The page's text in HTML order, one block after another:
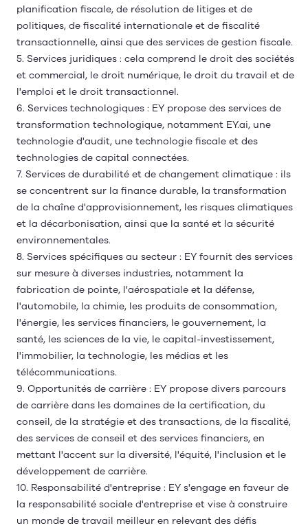
planification fiscale, de résolution de litiges et de
politiques, de fiscalité internationale et de fiscalité
transactionnelle, ainsi que des services de gestion fiscale.
5. Services juridiques : cela comprend le droit des sociétés
et commercial, le droit numérique, le droit du travail et de
l'emploi et le droit transactionnel.
6. Services technologiques : EY propose des services de
transformation technologique, notamment EY.ai, une
technologie d'audit, une technologie fiscale et des
technologies de capital connectées.
7. Services de durabilité et de changement climatique : ils
se concentrent sur la finance durable, la transformation
de la chaîne d'approvisionnement, les risques climatiques
et la décarbonisation, ainsi que la santé et la sécurité
environnementales.
8. Services spécifiques au secteur : EY fournit des services
sur mesure à diverses industries, notamment la
fabrication de pointe, l'aérospatiale et la défense,
l'automobile, la chimie, les produits de consommation,
l'énergie, les services financiers, le gouvernement, la
santé, les sciences de la vie, le capital-investissement,
l'immobilier, la technologie, les médias et les
télécommunications.
9. Opportunités de carrière : EY propose divers parcours
de carrière dans les domaines de la certification, du
conseil, de la stratégie et des transactions, de la fiscalité,
des services de conseil et des services financiers, en
mettant l'accent sur la diversité, l'équité, l'inclusion et le
développement de carrière.
10. Responsabilité d'entreprise : EY s'engage en faveur de
la responsabilité sociale d'entreprise et vise à construire
un monde de travail meilleur en relevant des défis